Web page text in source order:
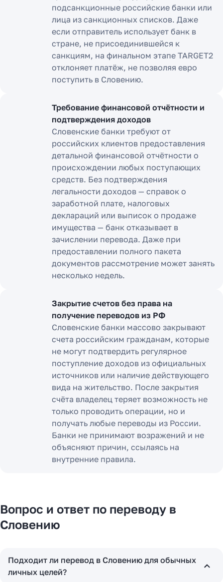
подсанкционные российские банки или
лица из санкционных списков. Даже
если отправитель использует банк в
стране, не присоединившейся к
санкциям, на финальном этапе TARGET2
отклоняет платёж, не позволяя евро
поступить в Словению.
Требование финансовой отчётности и
подтверждения доходов
Словенские банки требуют от
российских клиентов предоставления
детальной финансовой отчётности о
происхождении любых поступающих
средств. Без подтверждения
легальности доходов — справок о
заработной плате, налоговых
деклараций или выписок о продаже
имущества — банк отказывает в
зачислении перевода. Даже при
предоставлении полного пакета
документов рассмотрение может занять
несколько недель.
Закрытие счетов без права на
получение переводов из РФ
Словенские банки массово закрывают
счета российским гражданам, которые
не могут подтвердить регулярное
поступление доходов из официальных
источников или наличие действующего
вида на жительство. После закрытия
счёта владелец теряет возможность не
только проводить операции, но и
получать любые переводы из России.
Банки не принимают возражений и не
объясняют причин, ссылаясь на
внутренние правила.
Вопрос и ответ по переводу в
Словению
Подходит ли перевод в Словению для обычных
личных целей?